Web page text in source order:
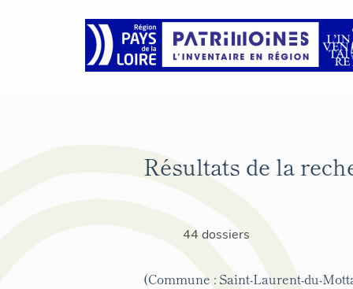
Résultats de la
44 dossiers
(Commune : Saint-Laurent-du-